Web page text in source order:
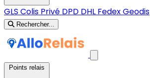
GLS Colis Privé DPD DHL FedexGeodis
Rechercher...